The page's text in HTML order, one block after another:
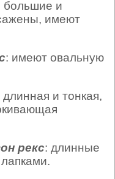
большие и
имеют
: имеют овальную
длинная и тонкая,
рекс: длинные